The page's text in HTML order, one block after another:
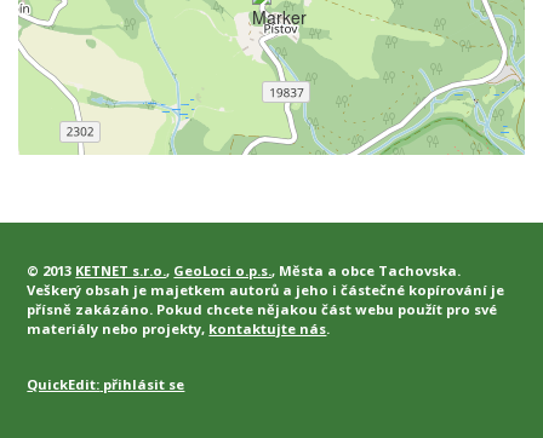
© 2013 KETNET s.r.o., GeoLoci o.p.s., Města a obce Tachovska.
Veškerý obsah je majetkem autorů a jeho i částečné kopírování je
přísně zakázáno. Pokud chcete nějakou část webu použít pro své
materiály nebo projekty, kontaktujte nás.
QuickEdit: přihlásit se